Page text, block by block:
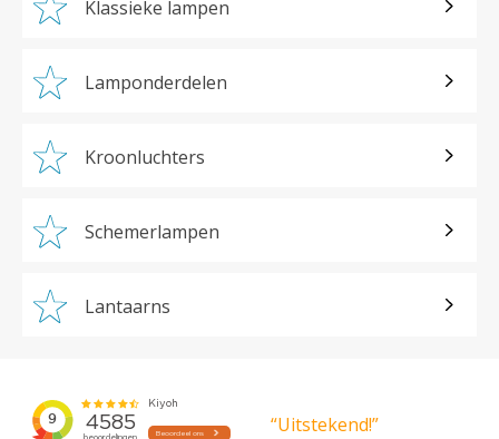
Klassieke lampen
Lamponderdelen
Kroonluchters
Schemerlampen
Lantaarns
“Uitstekend!”